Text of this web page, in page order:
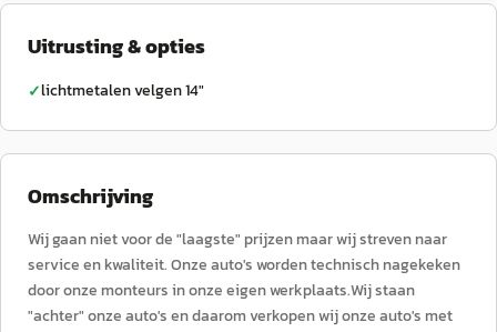
Uitrusting & opties
✓lichtmetalen velgen 14"
Omschrijving
Wij gaan niet voor de "laagste" prijzen maar wij streven naar
service en kwaliteit. Onze auto's worden technisch nagekeken
door onze monteurs in onze eigen werkplaats.Wij staan
"achter" onze auto's en daarom verkopen wij onze auto's met